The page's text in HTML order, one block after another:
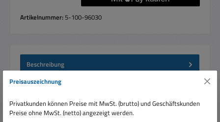
Artikelnummer: 5-100-96030
Beschreibung
Geschenk gesucht? Mit unseren Gutscheinen liegen Sie mit
Ihrer Wahl sicher richtig. Egal, ob zu Weihnachten, zum
Bewertungen
Preisauszeichnung
Privatkunden können Preise mit MwSt. (brutto) und Geschäftskunden
Preise ohne MwSt. (netto) angezeigt werden.